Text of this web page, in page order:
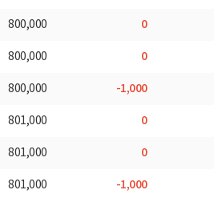
800,000 0
800,000 0
800,000 -1,000
801,000 0
801,000 0
801,000 -1,000